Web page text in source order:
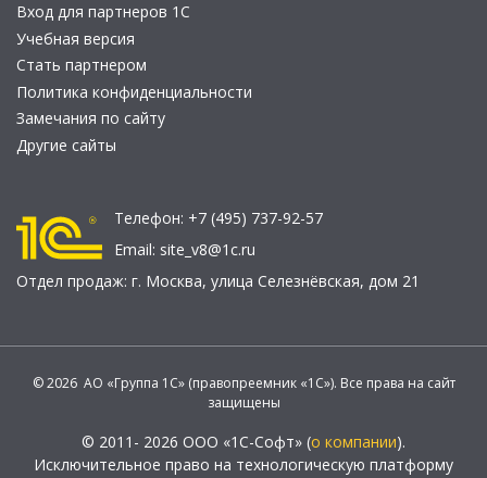
Вход для партнеров 1С
Учебная версия
Стать партнером
Политика конфиденциальности
Замечания по сайту
Другие сайты
Телефон: +7 (495) 737-92-57
Email: site_v8@1c.ru
Отдел продаж: г. Москва, улица Селезнёвская, дом 21
© 2026 АО «Группа 1С» (правопреемник «1С»). Все права на сайт
защищены
© 2011- 2026 ООО «1С-Софт» (о компании).
Исключительное право на технологическую платформу